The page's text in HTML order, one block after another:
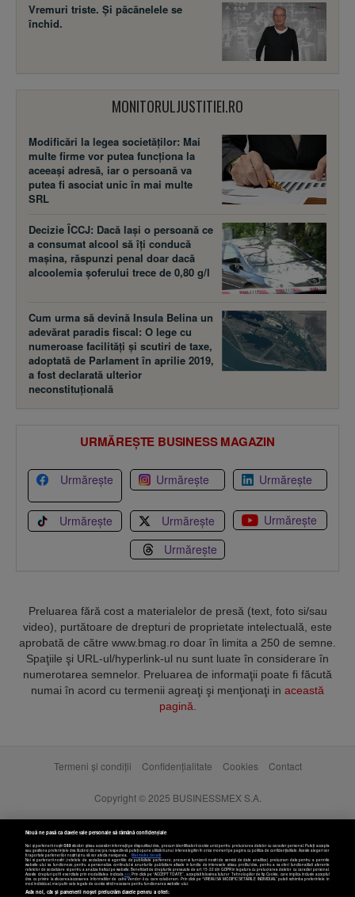
Vremuri triste. Şi păcănelele se
închid.
MONITORULJUSTITIEI.RO
Modificări la legea societăţilor: Mai
multe firme vor putea funcţiona la
aceeaşi adresă, iar o persoană va
putea fi asociat unic în mai multe
SRL
Decizie ÎCCJ: Dacă laşi o persoană ce
a consumat alcool să îţi conducă
maşina, răspunzi penal doar dacă
alcoolemia şoferului trece de 0,80 g/l
Cum urma să devină Insula Belina un
adevărat paradis fiscal: O lege cu
numeroase facilităţi şi scutiri de taxe,
adoptată de Parlament în aprilie 2019,
a fost declarată ulterior
neconstituţională
URMĂREȘTE BUSINESS MAGAZIN
Urmărește Urmărește Urmărește
Urmărește Urmărește
Urmărește
Urmărește
Preluarea fără cost a materialelor de presă (text, foto si/sau
video), purtătoare de drepturi de proprietate intelectuală, este
aprobată de către www.bmag.ro doar în limita a 250 de semne.
Spaţiile şi URL-ul/hyperlink-ul nu sunt luate în considerare în
numerotarea semnelor. Preluarea de informaţii poate fi făcută
numai în acord cu termenii agreaţi şi menţionaţi in această
pagină
Termeni și condiții Confidențialitate Cookies Contact
Copyright © 2025 BUSINESSMEX S.A.
Nouă ne pasă ca datele tale personale să rămână confidențiale
Noi și partenerii noștri589stocăm și/sau accesăm informații pe dispozitivul dvs., precum identificatorii cookie unici pentru prelucrarea datelor cu caracter personal. Puteți accepta
sau gestiona preferințele dvs. făcând clic mai jos, respectiv vă puteți opune utilizării unui interes legitim în orice moment pe pagina cu politica de confidențialitate. Aceste alegeri vor
fi raportate partenerilor noștri și nu vă vor afecta navigarea.
Mai multe detalii
Noi si partenerii nostri (retelele de socializare si agentiile de publicitate partenere, precum si furnizorii nostri de servicii de date analitice) prelucram date pentru a permite
website-ului sa functioneze, pentru a personaliza continutul si anunturile publicitare afisate in functie de interesele si/sau profilul dvs., pentru a va oferi functionalitati aferente
retelelor de socializare si pentru a analiza traficul pe website. Beneficiati de drepturile prevazute de art. 15-22 din GDPR in legatura cu prelucrarea datelor cu caracter personal.
Aceste drepturi pot fi exercitate prin modalitatea indicataaici. Prin click pe “ACCEPT TOATE”, acceptati folosirea tuturor Tehnologiilor de tip Cookie, care implica inclusiv acceptul
dvs. cu privire la stocarea/accesarea informatiilor de catre Vendor-ii cu care colaboram. Prin click pe “VREAU SA MODIFIC SETARILE INDIVIDUAL” puteti schimba preferintele in
mod individual, mai putin cele legate de cookie strict necesare pentru functionarea website-ului.
Atât noi, cât și partenerii noștri prelucrăm datele pentru a oferi: